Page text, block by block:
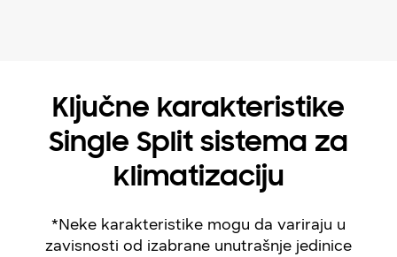
Ključne karakteristike
Single Split sistema za
klimatizaciju
*Neke karakteristike mogu da variraju u
zavisnosti od izabrane unutrašnje jedinice